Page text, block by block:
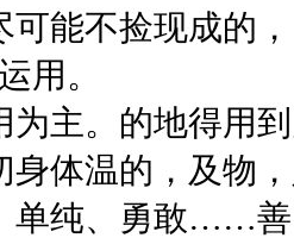
可能不捡现成的
用。
为主。的地得用
身体温的，及物
单纯、勇敢……